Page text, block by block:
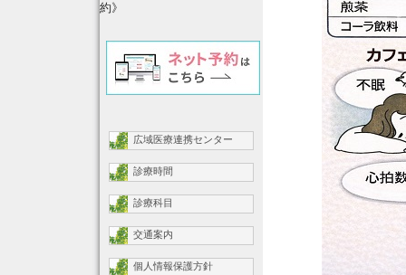
約》
広域医療連携センター
診療時間
診療科目
交通案内
個人情報保護方針